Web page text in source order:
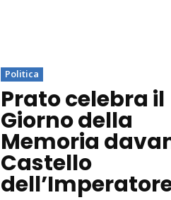
Politica
Prato celebra il
Giorno della
Memoria
Castello